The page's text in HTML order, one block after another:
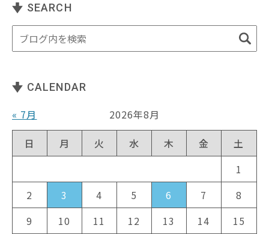
SEARCH
CALENDAR
« 7月
2026年8月
日
月 火 水 木 金
土
1
2
3 4 5 6 7
8
9
10 11 12 13 14
15